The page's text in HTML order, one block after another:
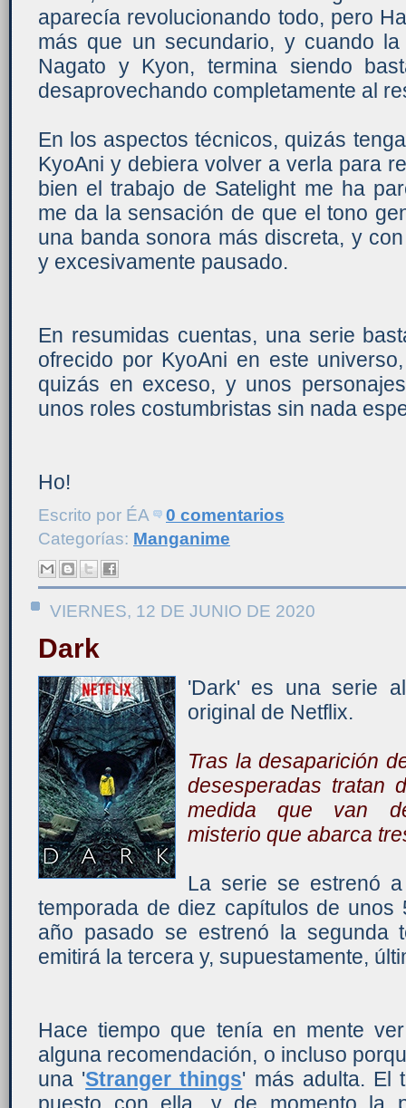
aparecía revolucionando todo, pero
más que un secundario, y cuando
Nagato y Kyon, termina siendo
desaprovechando completamente al
En los aspectos técnicos, quizás
KyoAni y debiera volver a verla para
bien el trabajo de Satelight me ha
me da la sensación de que el tono
una banda sonora más discreta, y
y excesivamente pausado.
En resumidas cuentas, una serie
ofrecido por KyoAni en este
quizás en exceso, y unos
unos roles costumbristas sin nada
Ho!
Escrito por ÉA
0 comentarios
Categorías: Manganime
VIERNES, 12 DE JUNIO DE 2020
Dark
'Dark' es una serie
original de Netflix.
Tras la desaparición
desesperadas tratan
medida que van
misterio que abarca
La serie se estrenó
temporada de diez capítulos de unos
año pasado se estrenó la segunda
emitirá la tercera y, supuestamente,
Hace tiempo que tenía en mente
alguna recomendación, o incluso
una 'Stranger things' más adulta. El